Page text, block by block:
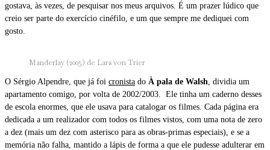
gostava, às vezes, de pesquisar nos meus arquivos. É um prazer lúdico que
creio ser parte do exercício cinéfilo, e um que sempre me dediquei com
gosto.
Manderlay (2005) de Lars von Trier
O Sérgio Alpendre, que já foi cronista do À pala de Walsh , dividia um
apartamento comigo, por volta de 2002/2003. Ele tinha um caderno desses
de escola enormes, que ele usava para catalogar os filmes. Cada página era
dedicada a um realizador com todos os filmes vistos, com uma nota de zero
a dez (mais um dez com asterisco para as obras-primas especiais), e se a
memória não falha, mantido a lápis de forma a que ele pudesse adulterar em